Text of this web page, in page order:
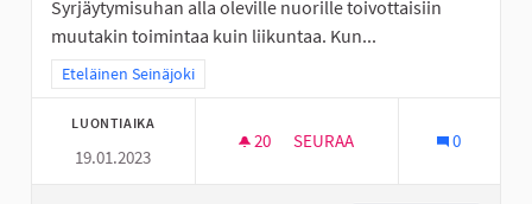
Syrjäytymisuhan alla oleville nuorille toivottaisiin
muutakin toimintaa kuin liikuntaa. Kun...
Rajaa tulokset teeman mukaan: Eteläinen Seinäjoki
Eteläinen Seinäjoki
LUONTIAIKA
19.01.2023
20 20 SEURAAJAA
SEURAA 0